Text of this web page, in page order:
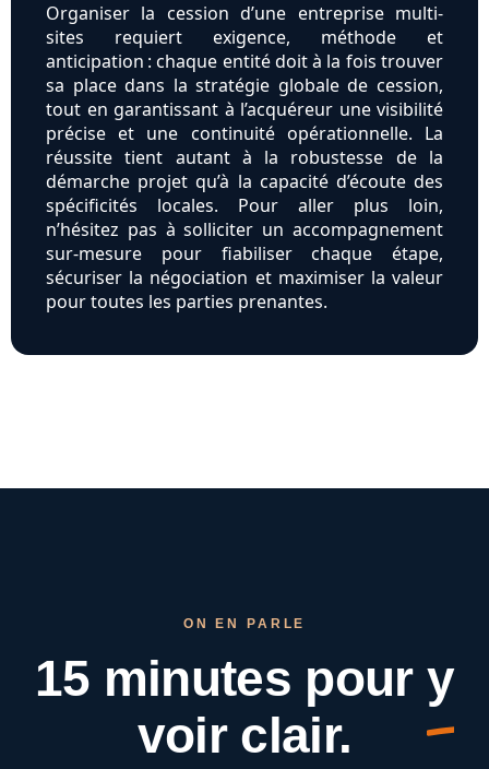
Organiser la cession d’une entreprise multi-
sites requiert exigence, méthode et
anticipation : chaque entité doit à la fois trouver
sa place dans la stratégie globale de cession,
tout en garantissant à l’acquéreur une visibilité
précise et une continuité opérationnelle. La
réussite tient autant à la robustesse de la
démarche projet qu’à la capacité d’écoute des
spécificités locales. Pour aller plus loin,
n’hésitez pas à solliciter un accompagnement
sur-mesure pour fiabiliser chaque étape,
sécuriser la négociation et maximiser la valeur
pour toutes les parties prenantes.
ON EN PARLE
15 minutes pour y
voir clair.